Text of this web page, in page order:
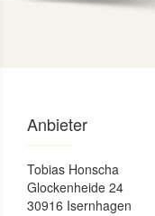
Anbieter
Tobias Honscha
Glockenheide 24
30916 Isernhagen